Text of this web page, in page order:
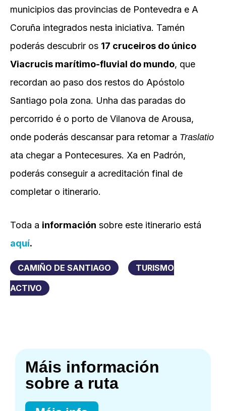
municipios das provincias de Pontevedra e A
Coruña integrados nesta iniciativa. Tamén
poderás descubrir os 17 cruceiros do único
Viacrucis marítimo-fluvial do mundo, que
recordan ao paso dos restos do Apóstolo
Santiago pola zona. Unha das paradas do
percorrido é o porto de Vilanova de Arousa,
onde poderás descansar para retomar a Traslatio
ata chegar a Pontecesures. Xa en Padrón,
poderás conseguir a acreditación final de
completar o itinerario.
Toda a información sobre este itinerario está
aquí.
CAMIÑO DE SANTIAGO
TURISMO
ACTIVO
Máis información
sobre a ruta